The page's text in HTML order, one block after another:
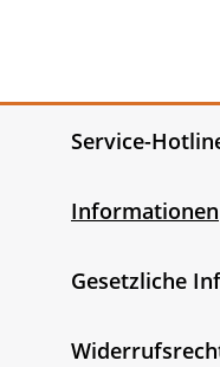
Service-
Informationen
Gesetzliche